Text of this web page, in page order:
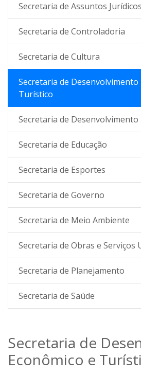
Secretaria de Assuntos Jurídicos
Secretaria de Controladoria
Secretaria de Cultura
Secretaria de Desenvolvimento
Turístico
Secretaria de Desenvolvimento
Secretaria de Educação
Secretaria de Esportes
Secretaria de Governo
Secretaria de Meio Ambiente
Secretaria de Obras e Serviços
Secretaria de Planejamento
Secretaria de Saúde
Secretaria de
Econômico e